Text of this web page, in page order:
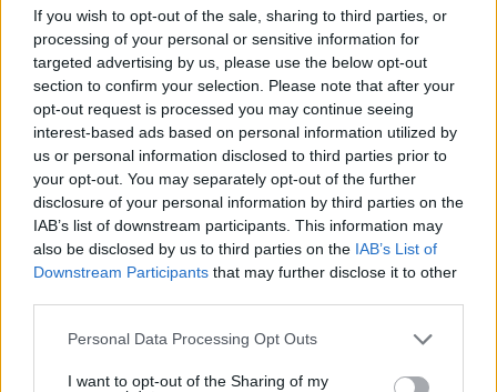
If you wish to opt-out of the sale, sharing to third parties, or
processing of your personal or sensitive information for
targeted advertising by us, please use the below opt-out
section to confirm your selection. Please note that after your
opt-out request is processed you may continue seeing
interest-based ads based on personal information utilized by
us or personal information disclosed to third parties prior to
your opt-out. You may separately opt-out of the further
disclosure of your personal information by third parties on the
IAB’s list of downstream participants. This information may
also be disclosed by us to third parties on the IAB’s List of
Downstream Participants that may further disclose it to other
Personal Data Processing Opt Outs
I want to opt-out of the Sharing of my
considerazioni a fine stagione perchè non si è sentito davvero
importante, per Conte nessuno era indispensabile. Anche la
posizione in campo forse ha inciso. La situazione però è stata
gestita bene, perchè è venuto tutto fuori solo dopo l'addio di
Conte, dopo una stagione così difficile ci può stare. Guardiola
accostato anche al Napoli e all'Italia? Avrà letto anche lui certe
notizie, abbiamo un amico in comune italiano che gli avrà
riportato qualcosa. Non credo, però, che possa realmente
arrivare al Napoli o alla Nazionale italiana, i costi sono elevati.
Dovrebbe abbassare i propri parametri, ma credo che possa
optare per un anno di riposo, lo ha già fatto in passato".